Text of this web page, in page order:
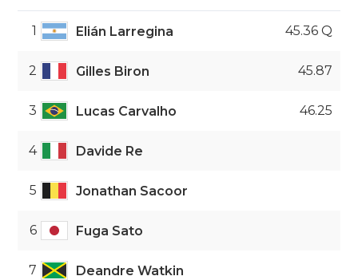
1 Elián Larregina 45.36 Q
2 Gilles Biron 45.87
3 Lucas Carvalho 46.25
4 Davide Re
5 Jonathan Sacoor
6 Fuga Sato
7 Deandre Watkin